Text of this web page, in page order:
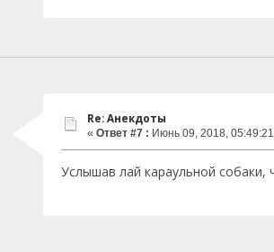
Re: Анекдоты
« Ответ #7 : Июнь 09, 2018,
Услышав лай караульной собаки,